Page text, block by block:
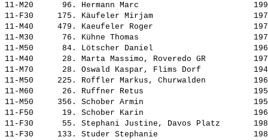
11-M20      96. Hermann Marc
11-F30     175. Käufeler Mirjam
11-M40     479. Kaeufeler Roger
11-M30      76. Kühne Thomas
11-M50      84. Lötscher Daniel
11-M40      28. Marta Massimo, Roveredo GR
11-M70      28. Oswald Kaspar, Flims Dorf
11-M50     225. Roffler Markus, Churwalden
11-M60      26. Ruffner Retus
11-M50     356. Schober Armin
11-F50      19. Schober Karin
11-F30      55. Stephani Justine, Davos Platz
11-F30     133. Studer Stephanie